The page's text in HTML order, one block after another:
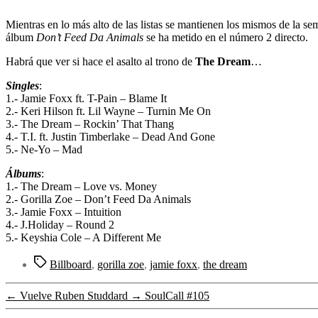
Mientras en lo más alto de las listas se mantienen los mismos de la
álbum Don’t Feed Da Animals se ha metido en el número 2 directo.
Habrá que ver si hace el asalto al trono de The Dream…
Singles:
1.- Jamie Foxx ft. T-Pain – Blame It
2.- Keri Hilson ft. Lil Wayne – Turnin Me On
3.- The Dream – Rockin’ That Thang
4.- T.I. ft. Justin Timberlake – Dead And Gone
5.- Ne-Yo – Mad
Álbums:
1.- The Dream – Love vs. Money
2.- Gorilla Zoe – Don’t Feed Da Animals
3.- Jamie Foxx – Intuition
4.- J.Holiday – Round 2
5.- Keyshia Cole – A Different Me
Etiquetas
Billboard, gorilla zoe, jamie foxx, the dream
← Vuelve Ruben Studdard → SoulCall #105